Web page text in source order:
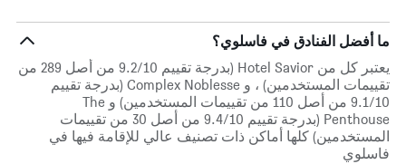
ما أفضل الفنادق في فاسلوي؟
يعتبر كل من Hotel Savior (بدرجة تقييم 9.2/10 من أصل 289 من
تقييمات المستخدمين) ، و Complex Noblesse (بدرجة تقييم
9.1/10 من أصل 110 من تقييمات المستخدمين) و The
Penthouse (بدرجة تقييم 9.4/10 من أصل 30 من تقييمات
المستخدمين) كلها أماكن ذات تصنيف عالي للإقامة فيها في
فاسلوي